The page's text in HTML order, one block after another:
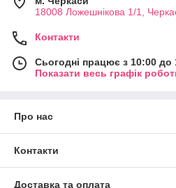
18008 Ложешнікова 1/1,
Контакти
Сьогодні працює з 10:00 до
Показати весь графік
Про нас
Контакти
Доставка та оплата